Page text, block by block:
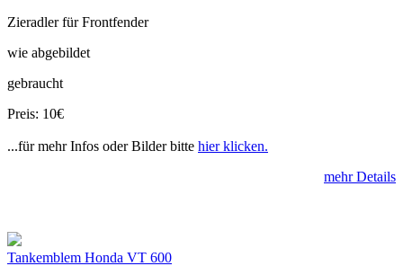
Zieradler für Frontfender
wie abgebildet
gebraucht
Preis: 10€
...für mehr Infos oder Bilder bitte hier klicken.
mehr Details
Tankemblem Honda VT 600